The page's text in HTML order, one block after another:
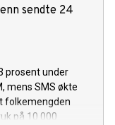
sendte 24
prosent under
mens SMS økte
folkemengden
på 10 000